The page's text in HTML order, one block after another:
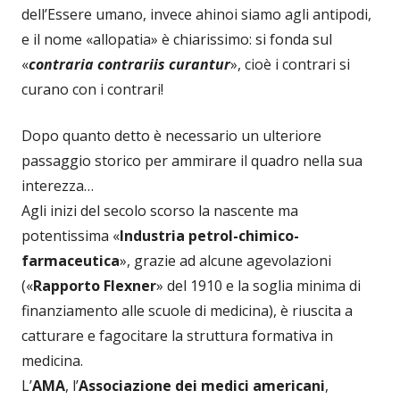
dell’Essere umano, invece ahinoi siamo agli antipodi,
e il nome «allopatia» è chiarissimo: si fonda sul
«contraria contrariis curantur», cioè i contrari si
curano con i contrari!
Dopo quanto detto è necessario un ulteriore
passaggio storico per ammirare il quadro nella sua
interezza…
Agli inizi del secolo scorso la nascente ma
potentissima «Industria petrol-chimico-
farmaceutica», grazie ad alcune agevolazioni
(«Rapporto Flexner» del 1910 e la soglia minima di
finanziamento alle scuole di medicina), è riuscita a
catturare e fagocitare la struttura formativa in
medicina.
L’AMA, l’Associazione dei medici americani,